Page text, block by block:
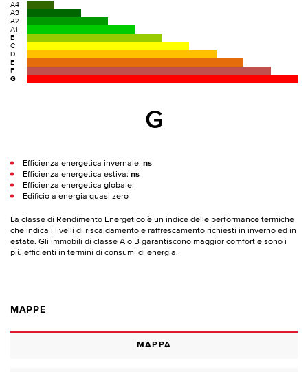
A4
A3
A2
A1
B
C
D
E
F
G
G
Efficienza energetica invernale: ns
Efficienza energetica estiva: ns
Efficienza energetica globale:
Edificio a energia quasi zero
La classe di Rendimento Energetico è un indice delle performance termiche
che indica i livelli di riscaldamento e raffrescamento richiesti in inverno ed in
estate. Gli immobili di classe A o B garantiscono maggior comfort e sono i
più efficienti in termini di consumi di energia.
MAPPE
MAPPA